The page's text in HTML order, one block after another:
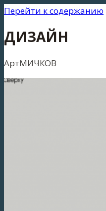
Перейти к содержанию
ДИЗАЙН
АртМИЧКОВ